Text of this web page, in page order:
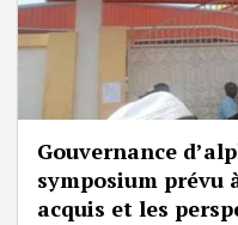
Gouvernance
symposium prévu
acquis et les